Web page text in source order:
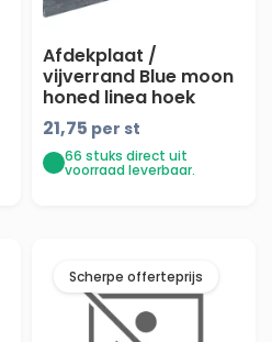
Afdekplaat /
vijverrand Blue moon
honed linea hoek
50/50x30x3 -
maandprijs
21,75 per st
66 stuks direct uit
voorraad leverbaar.
Scherpe offerteprijs